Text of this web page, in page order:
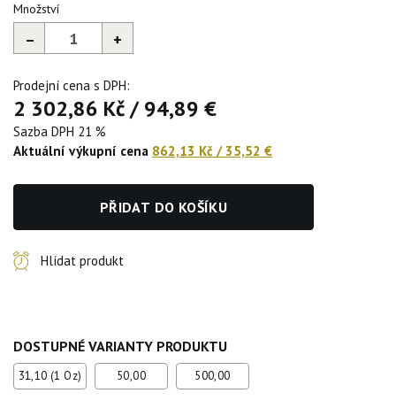
Množství
– +
Prodejní cena s DPH:
2 302,86 Kč/94,89 €
Sazba DPH 21 %
Aktuální výkupní cena 862,13 Kč / 35,52 €
PŘIDAT DO KOŠÍKU
Hlídat produkt
DOSTUPNÉ VARIANTY PRODUKTU
31,10 (1 Oz) 50,00 500,00